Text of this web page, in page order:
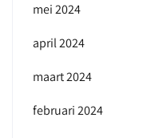
mei 2024
april 2024
maart 2024
februari 2024